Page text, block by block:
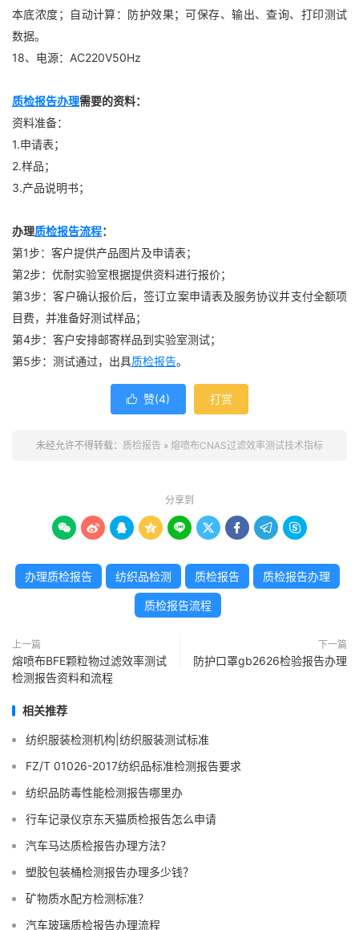
本底浓度；自动计算：防护效果；可保存、输出、查询、打印测试
数据。
18、电源：AC220V50Hz
质检报告办理需要的资料：
资料准备：
1.申请表；
2.样品；
3.产品说明书；
办理质检报告流程：
第1步：客户提供产品图片及申请表；
第2步：优耐实验室根据提供资料进行报价；
第3步：客户确认报价后，签订立案申请表及服务协议并支付全额项
目费，并准备好测试样品；
第4步：客户安排邮寄样品到实验室测试；
第5步：测试通过，出具质检报告。
 赞(4) 打赏
未经允许不得转载： 质检报告 » 熔喷布CNAS过滤效率测试技术指标
分享到
        
办理质检报告 纺织品检测 质检报告 质检报告办理
质检报告流程
上一篇
熔喷布BFE颗粒物过滤效率测试
检测报告资料和流程
下一篇
防护口罩gb2626检验报告办理
相关推荐
纺织服装检测机构|纺织服装测试标准
FZ/T 01026-2017纺织品标准检测报告要求
纺织品防毒性能检测报告哪里办
行车记录仪京东天猫质检报告怎么申请
汽车马达质检报告办理方法？
塑胶包装桶检测报告办理多少钱？
矿物质水配方检测标准？
汽车玻璃质检报告办理流程